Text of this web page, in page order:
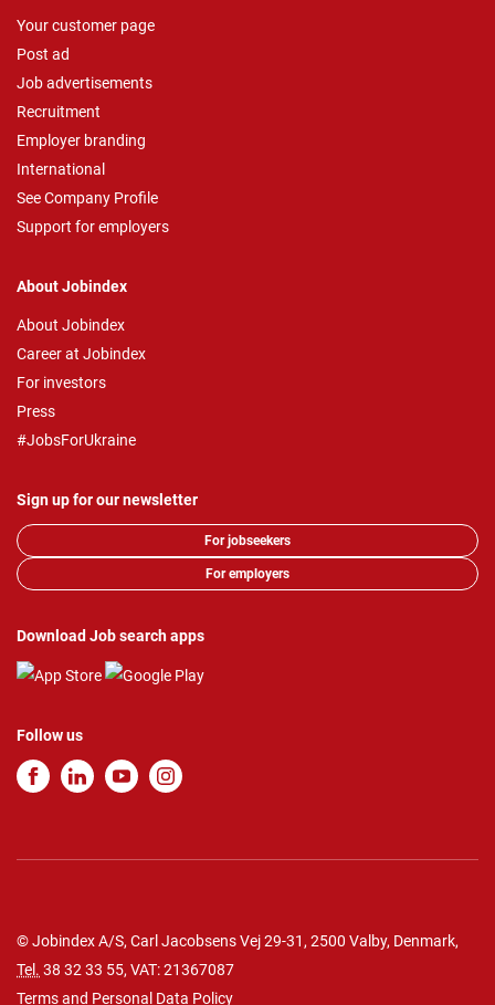
Your customer page
Post ad
Job advertisements
Recruitment
Employer branding
International
See Company Profile
Support for employers
About Jobindex
About Jobindex
Career at Jobindex
For investors
Press
#JobsForUkraine
Sign up for our newsletter
For jobseekers
For employers
Download Job search apps
Follow us
© Jobindex A/S, Carl Jacobsens Vej 29-31, 2500 Valby, Denmark,
Tel. 38 32 33 55, VAT: 21367087
Terms and Personal Data Policy